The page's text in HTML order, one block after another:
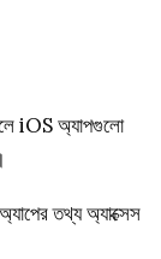
iOS অ্যাপগুলো
তথ্য অ্যাক্সেস